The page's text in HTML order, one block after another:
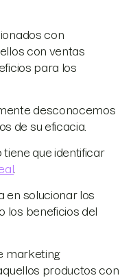
con
con ventas
para los
desconocemos
de su eficacia.
que identificar
en solucionar los
los beneficios del
marketing
productos con